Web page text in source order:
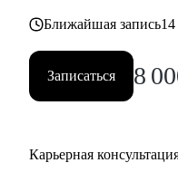
карьерных кризисов
Кому могу помочь:
• Руководителям
(Supply Chain),
Ближайшая запись14
Записаться 8
Карьерная